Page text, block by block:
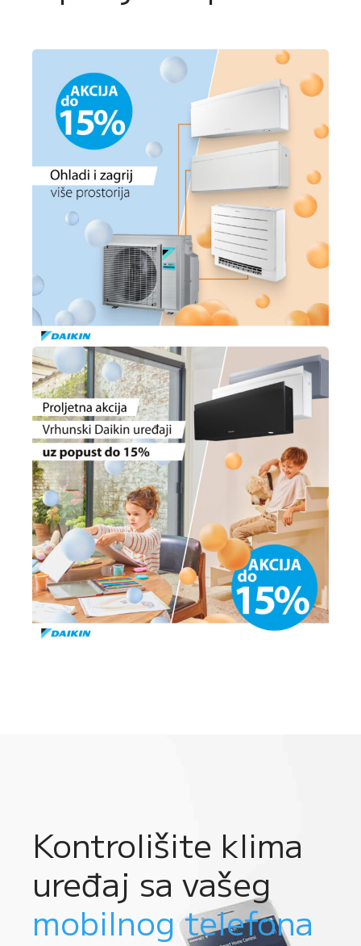
Kontrolišite klima
uređaj sa vašeg
mobilnog telefona